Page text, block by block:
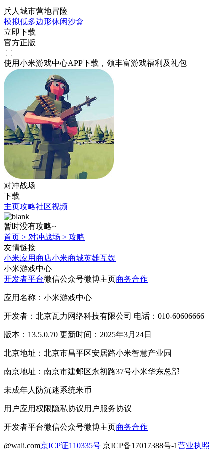
兵人城市营地冒险
模拟低多边形休闲沙盒
立即下载
官方正版
使用小米游戏中心APP下载 ，领丰富游戏福利 及礼包
对冲战场
下载
主页攻略社区视频
暂时没有攻略~
首页 > 对冲战场 > 攻略
友情链接
小米应用商店小米商城英雄互娱
小米游戏中心
开发者平台微信公众号微博主页商务合作
应用名称：小米游戏中心
开发者：北京瓦力网络科技有限公司 电话：010-60606666
版本：13.5.0.70 更新时间：2025年3月24日
北京地址：北京市昌平区安居路小米智慧产业园
南京地址：南京市建邺区永初路37号小米华东总部
未成年人防沉迷系统米币
用户应用权限隐私协议用户服务协议
开发者平台微信公众号微博主页商务合作
@wali.com京ICP证110335号 京ICP备17017388号-1营业执照